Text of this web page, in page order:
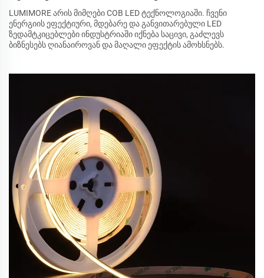
LUMIMORE არის მიმღები COB LED ტექნოლოგიაში. ჩვენი
ენერგიის ეფექტიური, მდებარე და განვითარებული LED
ზედამტკიცებლები ინდუსტრიაში იქნება საცივი, გაძლევს
ბიზნესებს ღიანაიროვან და მაღალი ეფექტის ამოხსნებს.